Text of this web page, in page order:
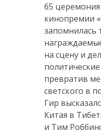
65
кинопремии
запомнилась
на сцену и
превратив
светского в
Гир
Китая в
и Тим